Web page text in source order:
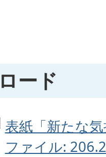
ード
表紙「新たな
ファイル: